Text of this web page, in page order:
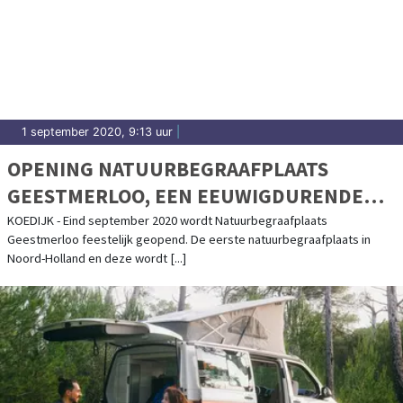
1 september 2020, 9:13 uur
OPENING NATUURBEGRAAFPLAATS
GEESTMERLOO, EEN EEUWIGDURENDE
RUSTPLAATS IN DE NATUUR
KOEDIJK - Eind september 2020 wordt Natuurbegraafplaats
Geestmerloo feestelijk geopend. De eerste natuurbegraafplaats in
Noord-Holland en deze wordt [...]